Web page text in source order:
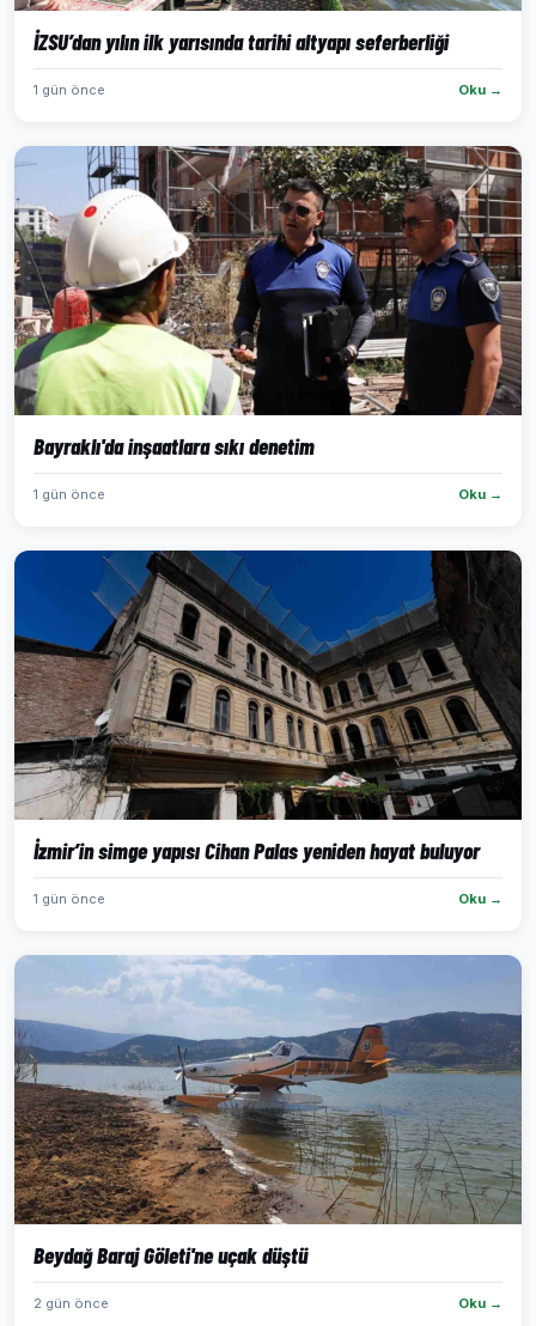
İZSU’dan yılın ilk yarısında tarihi altyapı seferberliği
1 gün önce Oku →
Bayraklı'da inşaatlara sıkı denetim
1 gün önce Oku →
İzmir’in simge yapısı Cihan Palas yeniden hayat buluyor
1 gün önce Oku →
Beydağ Baraj Göleti'ne uçak düştü
2 gün önce Oku →